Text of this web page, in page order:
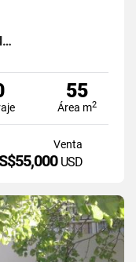
55
Área m2
Venta
USD